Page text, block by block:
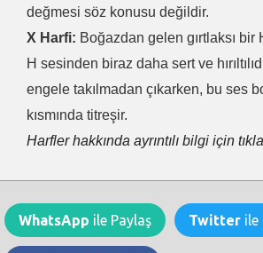
değmesi söz konusu değildir.
X Harfi: Boğazdan gelen gırtlaksı bir
H sesinden biraz daha sert ve
engele takılmadan çıkarken, bu ses
kısmında titreşir.
Harfler hakkında ayrıntılı bilgi için
WhatsApp ile Paylaş Twitter ile